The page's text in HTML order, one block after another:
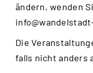
ändern, wenden
Die
falls nicht anders